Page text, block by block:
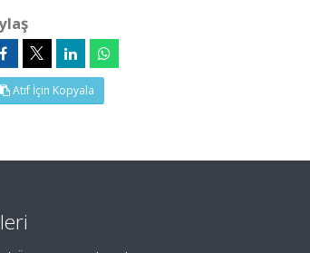
Atıf İçin Kopyala